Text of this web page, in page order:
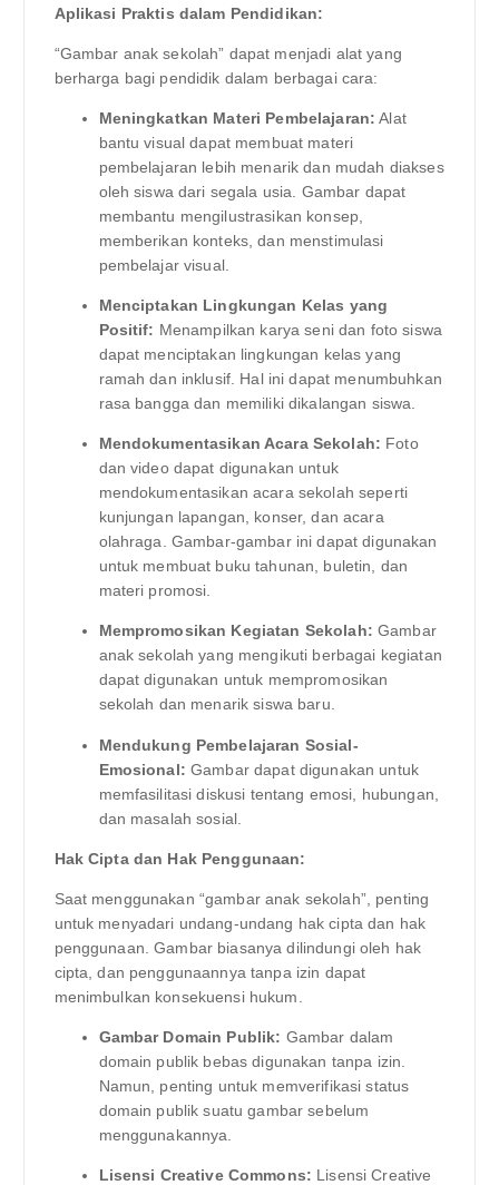
Aplikasi Praktis dalam Pendidikan:
“Gambar anak sekolah” dapat menjadi alat yang
berharga bagi pendidik dalam berbagai cara:
Meningkatkan Materi Pembelajaran: Alat
bantu visual dapat membuat materi
pembelajaran lebih menarik dan mudah diakses
oleh siswa dari segala usia. Gambar dapat
membantu mengilustrasikan konsep,
memberikan konteks, dan menstimulasi
pembelajar visual.
Menciptakan Lingkungan Kelas yang
Positif: Menampilkan karya seni dan foto siswa
dapat menciptakan lingkungan kelas yang
ramah dan inklusif. Hal ini dapat menumbuhkan
rasa bangga dan memiliki dikalangan siswa.
Mendokumentasikan Acara Sekolah: Foto
dan video dapat digunakan untuk
mendokumentasikan acara sekolah seperti
kunjungan lapangan, konser, dan acara
olahraga. Gambar-gambar ini dapat digunakan
untuk membuat buku tahunan, buletin, dan
materi promosi.
Mempromosikan Kegiatan Sekolah: Gambar
anak sekolah yang mengikuti berbagai kegiatan
dapat digunakan untuk mempromosikan
sekolah dan menarik siswa baru.
Mendukung Pembelajaran Sosial-
Emosional: Gambar dapat digunakan untuk
memfasilitasi diskusi tentang emosi, hubungan,
dan masalah sosial.
Hak Cipta dan Hak Penggunaan:
Saat menggunakan “gambar anak sekolah”, penting
untuk menyadari undang-undang hak cipta dan hak
penggunaan. Gambar biasanya dilindungi oleh hak
cipta, dan penggunaannya tanpa izin dapat
menimbulkan konsekuensi hukum.
Gambar Domain Publik: Gambar dalam
domain publik bebas digunakan tanpa izin.
Namun, penting untuk memverifikasi status
domain publik suatu gambar sebelum
menggunakannya.
Lisensi Creative Commons: Lisensi Creative